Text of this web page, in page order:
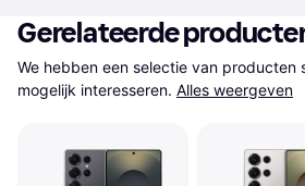
Gerelateerde
We hebben een selectie van producten
mogelijk interesseren. Alles weergeven